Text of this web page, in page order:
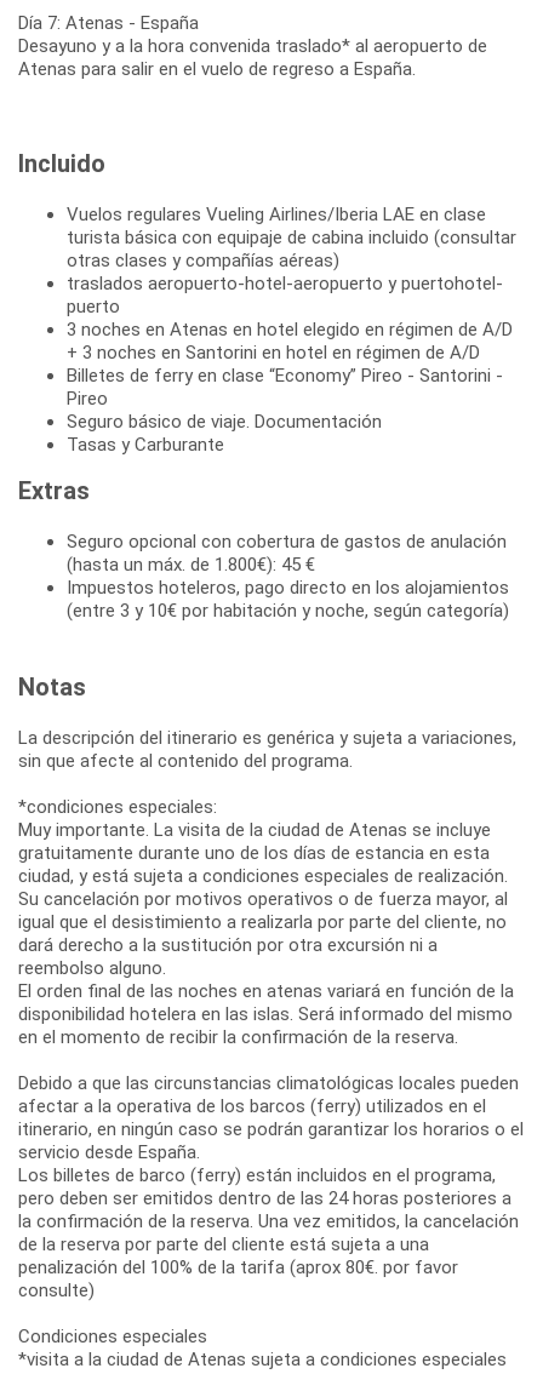
Día 7: Atenas - España
Desayuno y a la hora convenida traslado* al aeropuerto de
Incluido
Vuelos regulares Vueling Airlines/Iberia LAE en clase
turista básica con equipaje de cabina incluido (consultar
otras clases y compañías aéreas)
traslados aeropuerto-hotel-aeropuerto y puertohotel-
puerto
3 noches en Atenas en hotel elegido en régimen de A/D
+ 3 noches en Santorini en hotel en régimen de A/D
Billetes de ferry en clase “Economy” Pireo - Santorini -
Pireo
Seguro básico de viaje. Documentación
Tasas y Carburante
Extras
Seguro opcional con cobertura de gastos de anulación
(hasta un máx. de 1.800€): 45 €
Impuestos hoteleros, pago directo en los alojamientos
(entre 3 y 10€ por habitación y noche, según categoría)
Notas
La descripción del itinerario es genérica y sujeta a variaciones,
sin que afecte al contenido del programa.
*condiciones especiales:
Muy importante. La visita de la ciudad de Atenas se incluye
gratuitamente durante uno de los días de estancia en esta
ciudad, y está sujeta a condiciones especiales de realización.
Su cancelación por motivos operativos o de fuerza mayor, al
igual que el desistimiento a realizarla por parte del cliente, no
dará derecho a la sustitución por otra excursión ni a
reembolso alguno.
El orden final de las noches en atenas variará en función de la
disponibilidad hotelera en las islas. Será informado del mismo
en el momento de recibir la confirmación de la reserva.
Debido a que las circunstancias climatológicas locales pueden
afectar a la operativa de los barcos (ferry) utilizados en el
itinerario, en ningún caso se podrán garantizar los horarios o el
servicio desde España.
Los billetes de barco (ferry) están incluidos en el programa,
pero deben ser emitidos dentro de las 24 horas posteriores a
la confirmación de la reserva. Una vez emitidos, la cancelación
de la reserva por parte del cliente está sujeta a una
penalización del 100% de la tarifa (aprox 80€. por favor
consulte)
Condiciones especiales
*visita a la ciudad de Atenas sujeta a condiciones especiales